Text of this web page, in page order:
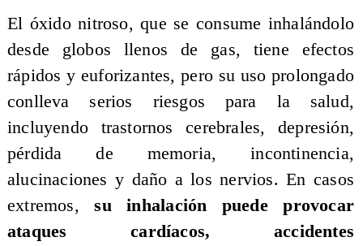
El óxido nitroso, que se consume inhalándolo
desde globos llenos de gas, tiene efectos
rápidos y euforizantes, pero su uso prolongado
conlleva serios riesgos para la salud,
incluyendo trastornos cerebrales, depresión,
pérdida de memoria, incontinencia,
alucinaciones y daño a los nervios. En casos
extremos, su inhalación puede provocar
ataques cardíacos, accidentes